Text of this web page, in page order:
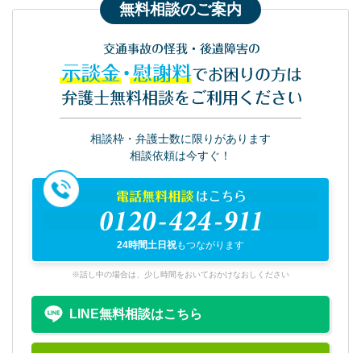
無料相談のご案内
交通事故の怪我・後遺障害の
示談金・慰謝料でお困りの方は
弁護士無料相談をご利用ください
相談枠・弁護士数に限りがあります
相談依頼は今すぐ！
電話無料相談はこちら
0120-424-911
24時間土日祝もつながります
※話し中の場合は、少し時間をおいておかけなおしください
LINE無料相談はこちら